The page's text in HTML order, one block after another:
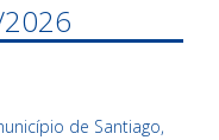
de Santiago,